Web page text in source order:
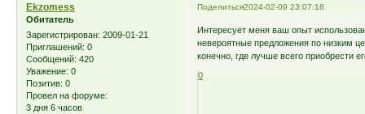
Поделиться2024-02-09 23:07:18
Ekzomess
Обитатель
Зарегистрирован: 2009-01-21
Приглашений: 0
Сообщений: 420
Уважение: 0
Позитив: 0
Провел на форуме:
3 дня 6 часов
Интересует меня ваш опыт
невероятные предложения по низким
конечно, где лучше всего приобрести
0